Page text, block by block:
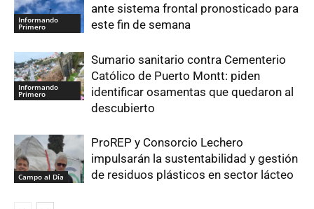
Informando
Primero
ante sistema frontal pronosticado para
este fin de semana
Informando
Primero
Sumario sanitario contra Cementerio
Católico de Puerto Montt: piden
identificar osamentas que quedaron al
descubierto
Campo al Día
ProREP y Consorcio Lechero
impulsarán la sustentabilidad y gestión
de residuos plásticos en sector lácteo